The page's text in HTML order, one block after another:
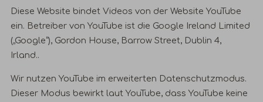
Diese Website bindet Videos von der Website YouTube
ein. Betreiber von YouTube ist die Google Ireland Limited
(„Google“), Gordon House, Barrow Street, Dublin 4,
Irland..
Wir nutzen YouTube im erweiterten Datenschutzmodus.
Dieser Modus bewirkt laut YouTube, dass YouTube keine